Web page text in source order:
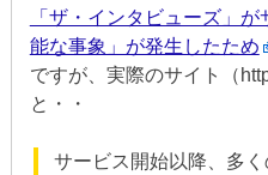
「ザ・インタビューズ」
能な事象」が発生したため
ですが、実際のサイト（
と・・
サービス開始以降、多